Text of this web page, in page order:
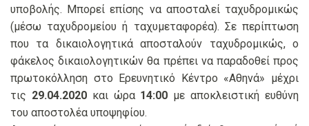
υποβολής. Μπορεί επίσης να αποσταλεί ταχυδρομικώς
(μέσω ταχυδρομείου ή ταχυμεταφορέα). Σε περίπτωση
που τα δικαιολογητικά αποσταλούν ταχυδρομικώς, ο
φάκελος δικαιολογητικών θα πρέπει να παραδοθεί προς
πρωτοκόλληση στο Ερευνητικό Κέντρο «Αθηνά» μέχρι
τις 29.04.2020και ώρα 14:00 με αποκλειστική ευθύνη
του αποστολέα υποψηφίου.